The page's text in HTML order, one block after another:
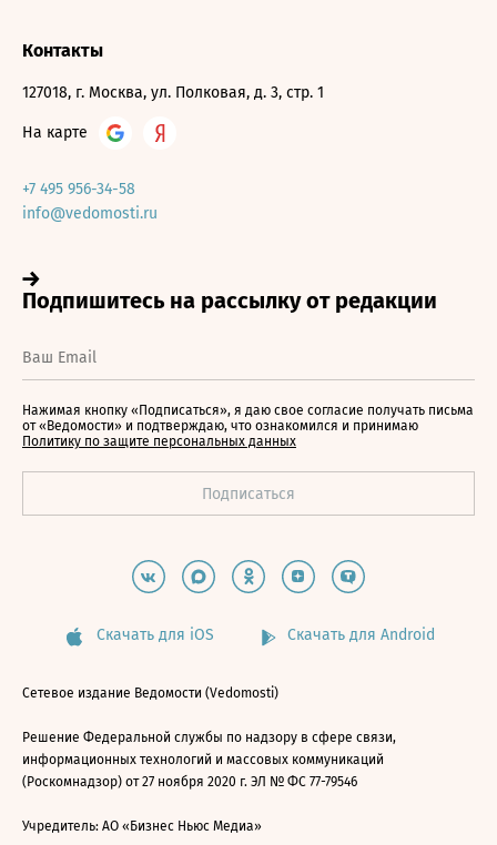
Контакты
127018, г. Москва, ул. Полковая, д. 3, стр. 1
На карте
+7 495 956-34-58
info@vedomosti.ru
Нажимая кнопку «Подписаться», я даю свое согласие получать письма
от «Ведомости» и подтверждаю, что ознакомился и принимаю
Политику по защите персональных данных
Скачать для iOS Скачать для Android
Сетевое издание Ведомости (Vedomosti)
Решение Федеральной службы по надзору в сфере связи,
информационных технологий и массовых коммуникаций
(Роскомнадзор) от 27 ноября 2020 г. ЭЛ № ФС 77-79546
Учредитель: АО «Бизнес Ньюс Медиа»